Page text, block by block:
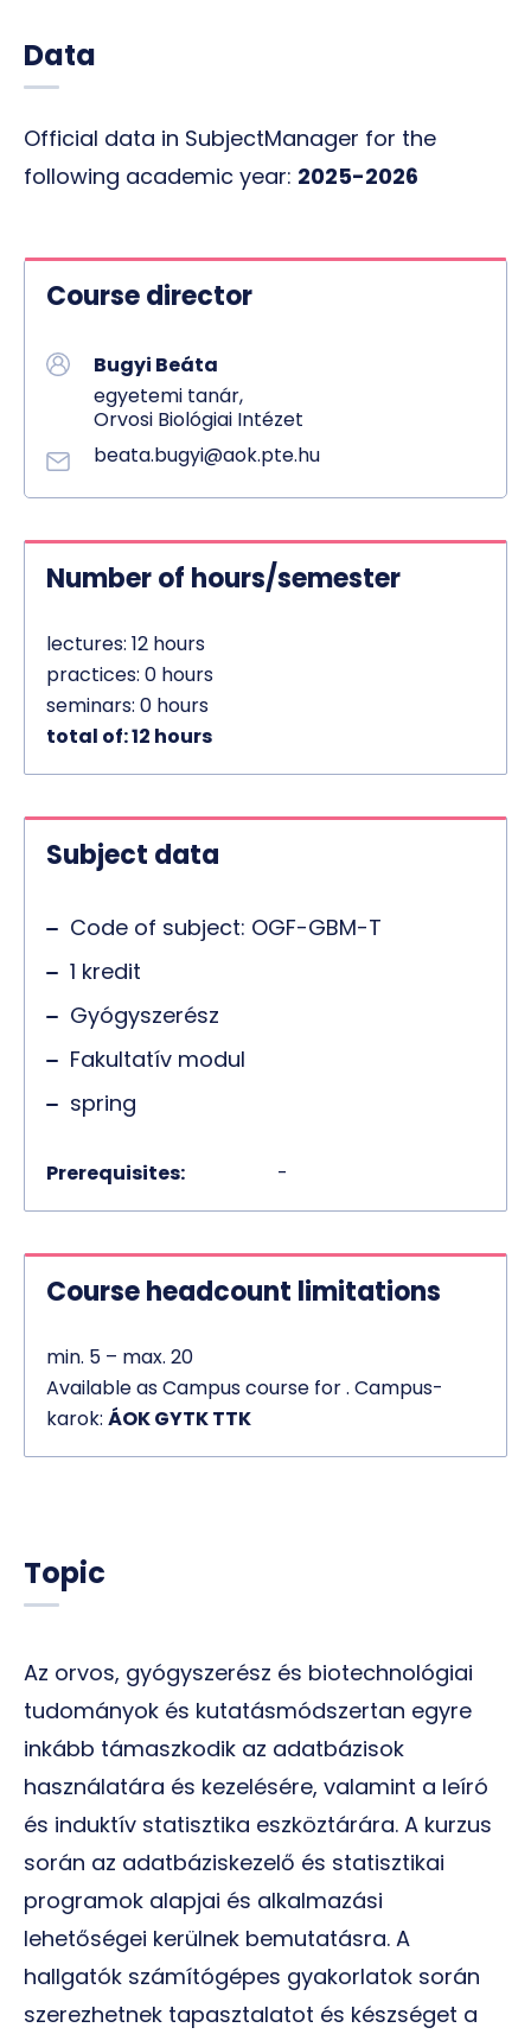
Data
Official data in SubjectManager for the
following academic year: 2025-2026
Course director
Bugyi Beáta
egyetemi tanár,
Orvosi Biológiai Intézet
beata.bugyi@aok.pte.hu
Number of hours/semester
lectures: 12 hours
practices: 0 hours
seminars: 0 hours
total of: 12 hours
Subject data
Code of subject: OGF-GBM-T
1 kredit
Gyógyszerész
Fakultatív modul
spring
Prerequisites: -
Course headcount limitations
min. 5 – max. 20
Available as Campus course for . Campus-
karok: ÁOK GYTK TTK
Topic
Az orvos, gyógyszerész és biotechnológiai
tudományok és kutatásmódszertan egyre
inkább támaszkodik az adatbázisok
használatára és kezelésére, valamint a leíró
és induktív statisztika eszköztárára. A kurzus
során az adatbáziskezelő és statisztikai
programok alapjai és alkalmazási
lehetőségei kerülnek bemutatásra. A
hallgatók számítógépes gyakorlatok során
szerezhetnek tapasztalatot és készséget a